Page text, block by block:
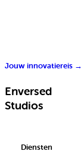
Jouw innovatiereis →
Enversed
Studios
Diensten